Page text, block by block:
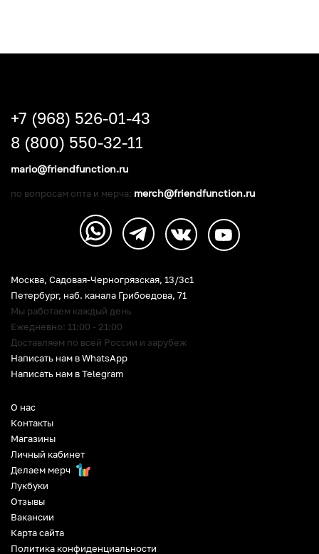
О нас
Контакты
Магазины
Личный кабинет
Делаем мерч
Лукбуки
Отзывы
Вакансии
Карта сайта
Политика конфиденциальности
Москва, Садовая-Черногрязская, 13/3c1
Петербург, наб. канала Грибоедова, 71
Мы работаем каждый день
Ежедневно: 11:00 - 21:00
Доставляем по всей России и зарубеж
Написать нам в WhatsApp
Написать нам в Telegram
+7 (968) 526-01-43
8 (800) 550-32-11
mario@friendfunction.ru
по вопросам опта и мерча: merch@friendfunction.ru